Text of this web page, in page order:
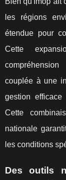
les régions
étendue pour
Cette
couplée à une
gestion
Cette
nationale
les conditions
Des outils